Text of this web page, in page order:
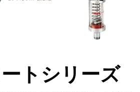
トシリーズ